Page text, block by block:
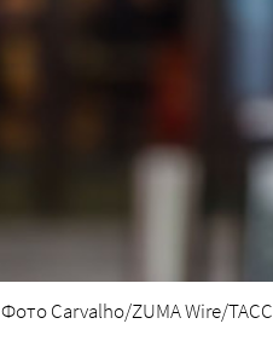
Фото Carvalho/ZUMA Wire/ТАСС